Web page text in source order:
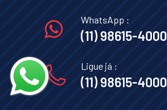
WhatsApp :
(11) 98615-4000
Ligue já :
(11) 98615-4000